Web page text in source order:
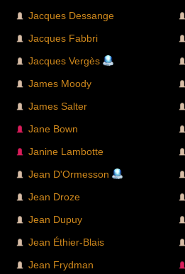
Jacques Dessange
Jacques Fabbri
Jacques Vergès
James Moody
James Salter
Jane Bown
Janine Lambotte
Jean D'Ormesson
Jean Droze
Jean Dupuy
Jean Éthier-Blais
Jean Frydman